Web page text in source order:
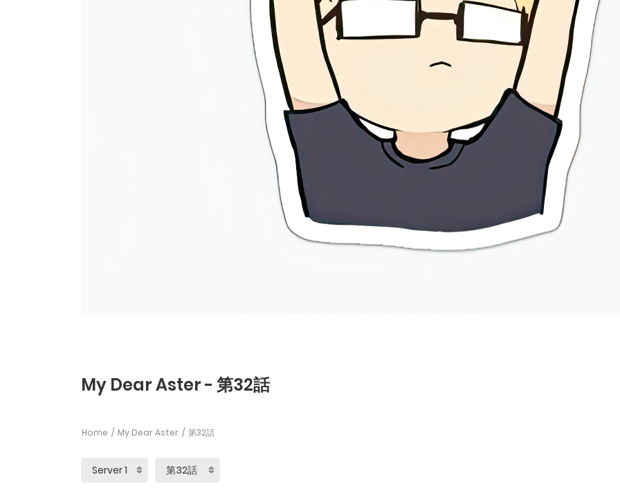
My Dear Aster - 第32話
Home My Dear Aster 第32話